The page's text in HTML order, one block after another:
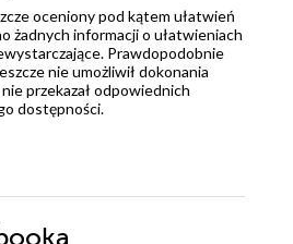
oceniony pod kątem ułatwień
żadnych informacji o ułatwieniach
Prawdopodobnie
nie umożliwił dokonania
przekazał odpowiednich
dostępności.